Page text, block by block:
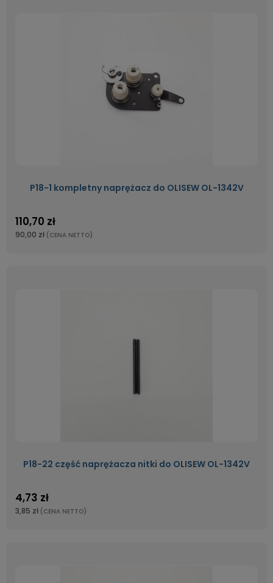
P18-1 kompletny naprężacz do OLISEW OL-1342V
110,70 zł
90,00 zł (CENA NETTO)
P18-22 część naprężacza nitki do OLISEW OL-1342V
4,73 zł
3,85 zł (CENA NETTO)